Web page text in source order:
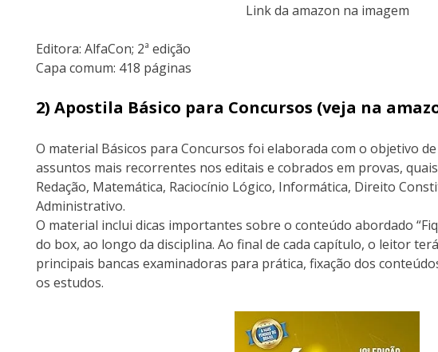
Link da amazon na imagem
Editora:‎ AlfaCon; 2ª edição
Capa comum:‎ 418 páginas
2) Apostila Básico para Concursos (veja na
O material Básicos para Concursos foi elaborada com o objetivo
assuntos mais recorrentes nos editais e cobrados em provas,
Redação, Matemática, Raciocínio Lógico, Informática, Direito
Administrativo.
O material inclui dicas importantes sobre o conteúdo abordado
do box, ao longo da disciplina. Ao final de cada capítulo, o leitor
principais bancas examinadoras para prática, fixação dos
os estudos.